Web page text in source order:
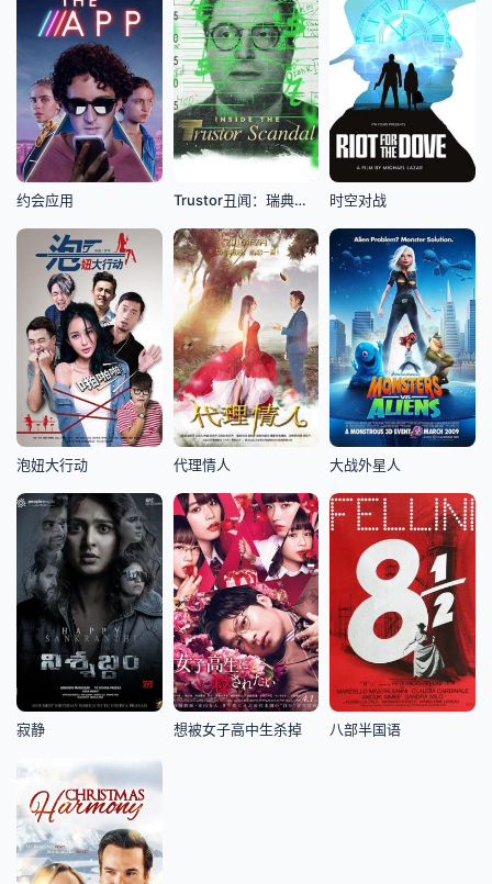
约会应用 Trustor丑闻：瑞典金融案内幕 时空对战
泡妞大行动 代理情人 大战外星人
寂静 想被女子高中生杀掉 八部半国语